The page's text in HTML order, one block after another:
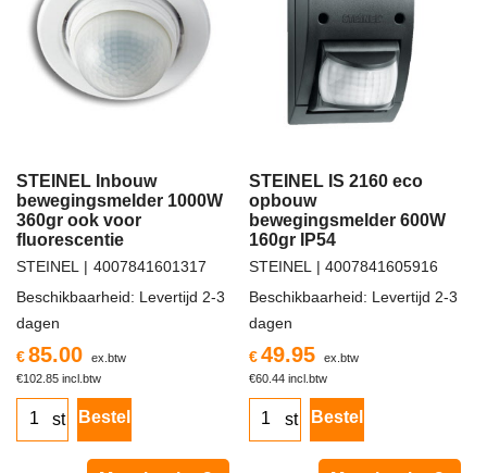
STEINEL Inbouw
bewegingsmelder 1000W
360gr ook voor
fluorescentie
€85.00
ex.btw
€102.85 incl.btw
STEINEL
4007841601317
Beschikbaarheid: Levertijd 2-3
dagen
st Bestel
STEINEL IS 2160 eco
opbouw
bewegingsmelder 600W
160gr IP54
€ 49.95
ex.btw
€60.44 incl.btw
STEINEL
4007841605916
Beschikbaarheid: Levertijd 2-3
dagen
st Bestel